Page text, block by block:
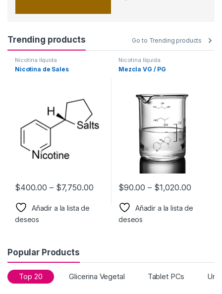
Trending products Go to Trending products
Nicotina líquida
Nicotina de Sales
$400.00 – $7,750.00
Añadir a la lista de
deseos
Nicotina líquida
Mezcla VG / PG
$90.00 – $1,020.00
Añadir a la lista de
deseos
Popular Products
Top 20 Glicerina Vegetal Tablet PCs